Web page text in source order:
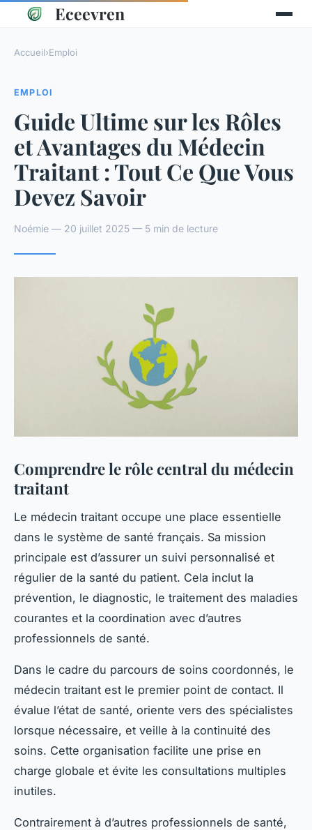
Eceevren
Accueil›Emploi
EMPLOI
Guide Ultime sur les Rôles
et Avantages du Médecin
Traitant : Tout Ce Que Vous
Devez Savoir
Noémie — 20 juillet 2025 — 5 min de lecture
Comprendre le rôle central du médecin
traitant
Le médecin traitant occupe une place essentielle
dans le système de santé français. Sa mission
principale est d’assurer un suivi personnalisé et
régulier de la santé du patient. Cela inclut la
prévention, le diagnostic, le traitement des maladies
courantes et la coordination avec d’autres
professionnels de santé.
Dans le cadre du parcours de soins coordonnés, le
médecin traitant est le premier point de contact. Il
évalue l’état de santé, oriente vers des spécialistes
lorsque nécessaire, et veille à la continuité des
soins. Cette organisation facilite une prise en
charge globale et évite les consultations multiples
inutiles.
Contrairement à d’autres professionnels de santé,